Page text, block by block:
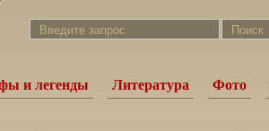
и легенды Литература Фото